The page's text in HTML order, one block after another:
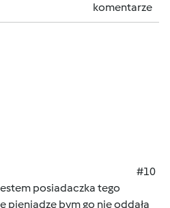
komentarze
#10
posiadaczka tego
pieniadze bym go nie oddała